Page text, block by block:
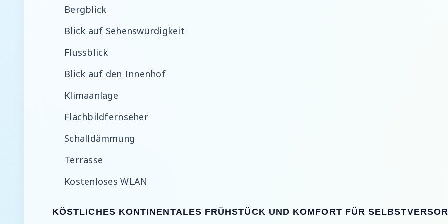
Bergblick
Blick auf Sehenswürdigkeit
Flussblick
Blick auf den Innenhof
Klimaanlage
Flachbildfernseher
Schalldämmung
Terrasse
Kostenloses WLAN
KÖSTLICHES KONTINENTALES FRÜHSTÜCK UND KOMFORT FÜR